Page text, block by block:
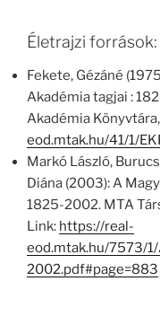
Életrajzi források:
Fekete, Gézáné
Akadémia tagjai :
Akadémia
eod.mtak.hu/41/1/
Markó László,
Diána (2003): A
1825-2002. MTA
Link: https://real-
eod.mtak.hu/7573/
2002.pdf#page=883